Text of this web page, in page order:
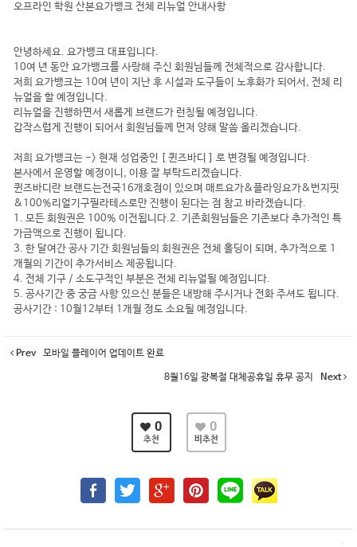
오프라인 학원 산본요가뱅크 전체 리뉴얼 안내사항
안녕하세요. 요가뱅크 대표입니다.
10여 년 동안 요가뱅크를 사랑해 주신 회원님들께 전체적으로 감사합니다.
저희 요가뱅크는 10여 년이 지난 후 시설과 도구들이 노후화가 되어서, 전체 리
뉴얼을 할 예정입니다.
리뉴얼을 진행하면서 새롭게 브랜드가 런칭될 예정입니다.
갑작스럽게 진행이 되어서 회원님들께 먼저 양해 말씀 올리겠습니다.
저희 요가뱅크는 -> 현재 성업중인 [ 퀸즈바디 ] 로 변경될 예정입니다.
본사에서 운영할 예정이니, 이용 잘 부탁드리겠습니다.
퀸즈바디란 브랜드는전국16개호점이 있으며 매트요가&플라잉요가&번지핏
&100%리얼기구필라테스로만 진행이 된다는 점 참고 바라겠습니다.
1. 모든 회원권은 100% 이전됩니다.2. 기존회원님들은 기존보다 추가적인 특
가금액으로 진행이 됩니다.
3. 한 달여간 공사 기간 회원님들의 회원권은 전체 홀딩이 되며, 추가적으로 1
개월의 기간이 추가서비스 제공됩니다.
4. 전체 기구 / 소도구적인 부분은 전체 리뉴얼될 예정입니다.
5. 공사기간 중 궁금 사항 있으신 분들은 내방해 주시거나 전화 주셔도 됩니다.
공사기간 : 10월12부터 1개월 정도 소요될 예정입니다.
Prev 모바일 플레이어 업데이트 완료
8월16일 광복절 대체공휴일 휴무 공지 Next
0
추천
0
비추천